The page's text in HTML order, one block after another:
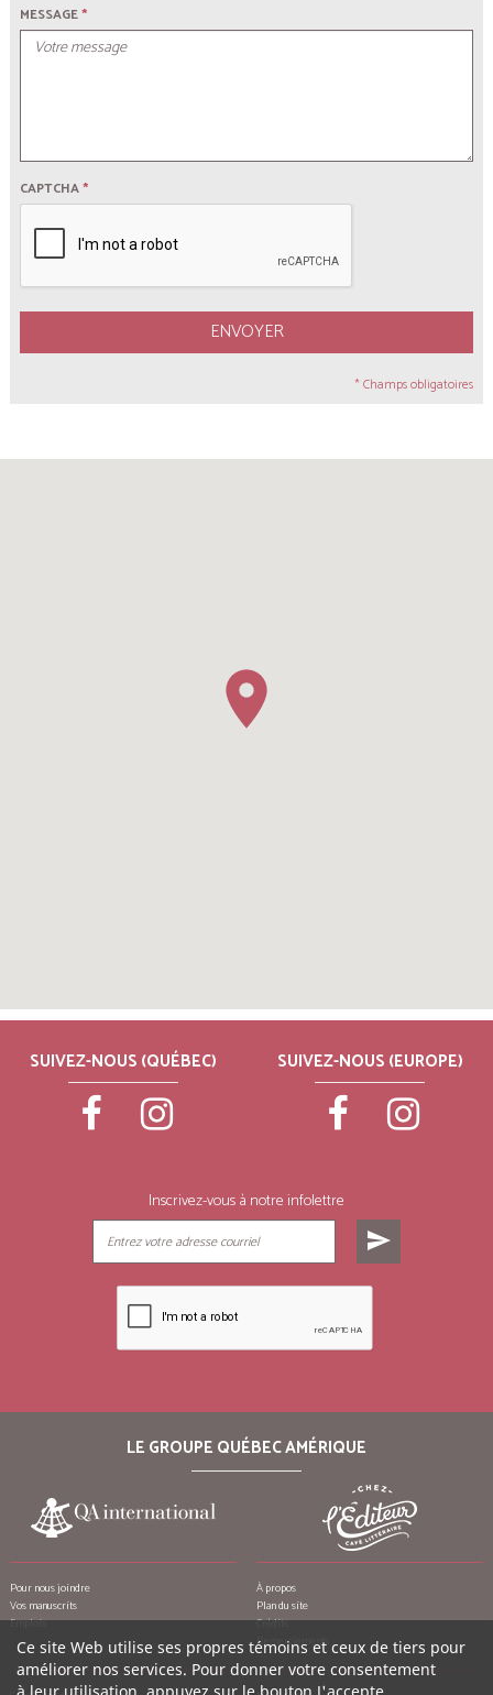
MESSAGE*
CAPTCHA*
ENVOYER
* Champs obligatoires
SUIVEZ-NOUS (QUÉBEC) SUIVEZ-NOUS (EUROPE)
Inscrivez-vous à notre infolettre
send
LE GROUPE QUÉBEC AMÉRIQUE
Pour nous joindre
Vos manuscrits
Emplois
À propos
Plan du site
Crédits
Remerciements
Ce site Web utilise ses propres témoins et ceux de tiers pour
améliorer nos services. Pour donner votre consentement